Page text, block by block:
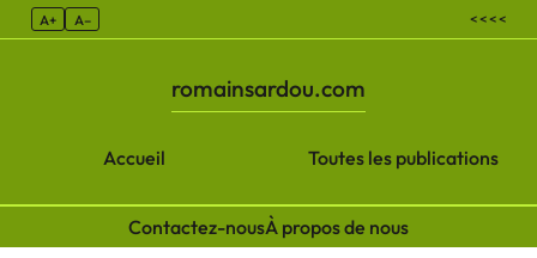
A+ A– < < < <
Accueil
romainsardou.com
Toutes les publications
Contactez-nousÀ propos de nous